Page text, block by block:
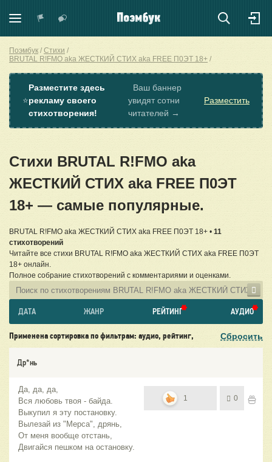
Поэмбук
Стихи
BRUTAL R!FMO aka ЖЕСТКИЙ СТИХ aka FREE П0ЭТ 18+
⭐
Разместите здесь
рекламу своего
стихотворения!
Ваш баннер
увидят сотни
читателей →
Разместить
Стихи BRUTAL R!FMO aka
ЖЕСТКИЙ СТИХ aka FREE П0ЭТ
18+ — самые популярные.
BRUTAL R!FMO aka ЖЕСТКИЙ СТИХ aka FREE П0ЭТ 18+ • 11
стихотворений
Читайте все стихи BRUTAL R!FMO aka ЖЕСТКИЙ СТИХ aka FREE П0ЭТ
18+ онлайн.
Полное собрание стихотворений с комментариями и оценками.
ДАТА ЖАНР РЕЙТИНГ АУДИО
Применена сортировка по фильтрам: аудио, рейтинг, Сбросить
Др*нь
Да, да, да,
Вся любовь твоя - байда.
Выкупил я эту постановку.
Вылезай из "Мерса", дрянь,
От меня вообще отстань,
Двигайся пешком на остановку.
1 0